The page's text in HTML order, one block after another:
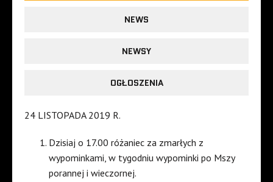
NEWS
NEWSY
OGŁOSZENIA
24 LISTOPADA 2019 R.
Dzisiaj o 17.00 różaniec za zmarłych z
wypominkami, w tygodniu wypominki po Mszy
porannej i wieczornej.